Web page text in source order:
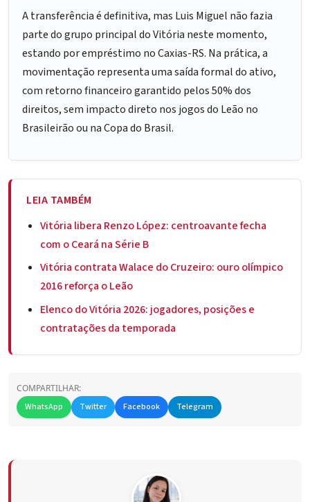
A transferência é definitiva, mas Luis Miguel não fazia
parte do grupo principal do Vitória neste momento,
estando por empréstimo no Caxias-RS. Na prática, a
movimentação representa uma saída formal do ativo,
com retorno financeiro garantido pelos 50% dos
direitos, sem impacto direto nos jogos do Leão no
Brasileirão ou na Copa do Brasil.
LEIA TAMBÉM
Vitória libera Renzo López: centroavante fecha
com o Ceará na Série B
Vitória contrata Walace do Cruzeiro: ouro olímpico
2016 reforça o Leão
Elenco do Vitória 2026: jogadores, posições e
contratações da temporada
COMPARTILHAR:
WhatsApp
Twitter Facebook Telegram